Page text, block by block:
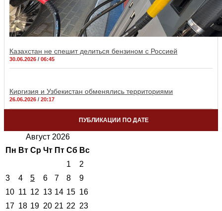
Казахстан не спешит делиться бензином с Россией
30.06.2026 06:45
Киргизия и Узбекистан обменялись территориями
26.06.2026 20:17
ПУБЛИКАЦИИ ПО ДАТЕ
Август 2026
Пн Вт Ср Чт Пт Сб Вс
1
2
3
4 5 6 7 8
9
10 11 12 13 14 15 16
17 18 19 20 21 22 23